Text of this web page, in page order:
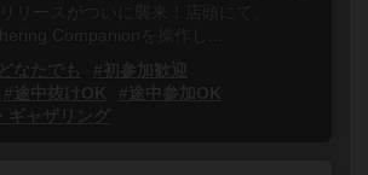
リースがついに襲来！店頭にて、
Companionを操作し...
なたでも
#初参加歓迎
#途中抜けOK
#途中参加OK
ギャザリング